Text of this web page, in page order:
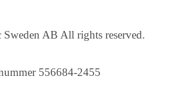
Sweden AB All rights reserved.
556684-2455